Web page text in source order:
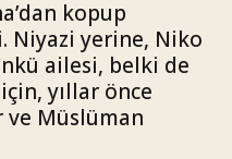
kopup
Niyazi yerine, Niko
ailesi, belki de
yıllar önce
ve Müslüman